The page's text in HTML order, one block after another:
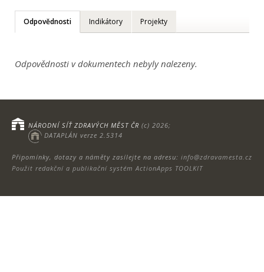
Odpovědnosti Indikátory Projekty
Odpovědnosti v dokumentech nebyly nalezeny.
Připomínky, dotazy a náměty zasílejte na adresu: info@zdravamesta.cz
Použit redakční a publikační systém ActionApps TOOLKIT
NÁRODNÍ SÍŤ ZDRAVÝCH MĚST ČR (c) 2026;
DATAPLÁN verze 2.5314